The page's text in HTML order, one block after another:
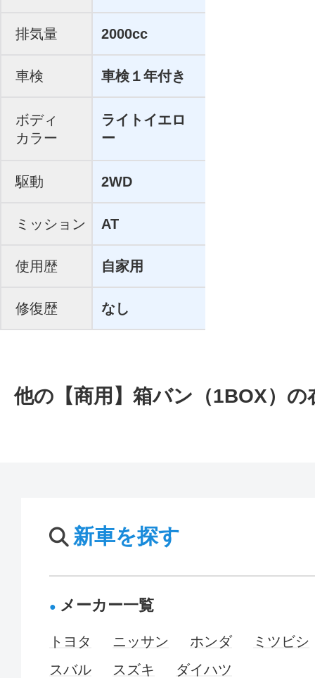
排気量 2000cc
車検 車検１年付き
ボディ
カラー
ライトイエロ
ー
駆動 2WD
ミッション AT
使用歴 自家用
修復歴 なし
他の【商用】箱バン（1BOX）の
新車を探す
メーカー一覧
トヨタ ニッサン ホンダ
ミツビシ
スバル
スズキ ダイハツ